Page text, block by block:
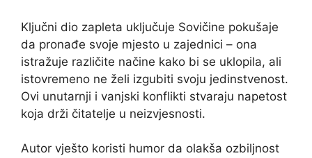
Ključni dio zapleta uključuje Sovičine pokušaje
da pronađe svoje mjesto u zajednici – ona
istražuje različite načine kako bi se uklopila, ali
istovremeno ne želi izgubiti svoju jedinstvenost.
Ovi unutarnji i vanjski konflikti stvaraju napetost
koja drži čitatelje u neizvjesnosti.
Autor vješto koristi humor da olakša ozbiljnost